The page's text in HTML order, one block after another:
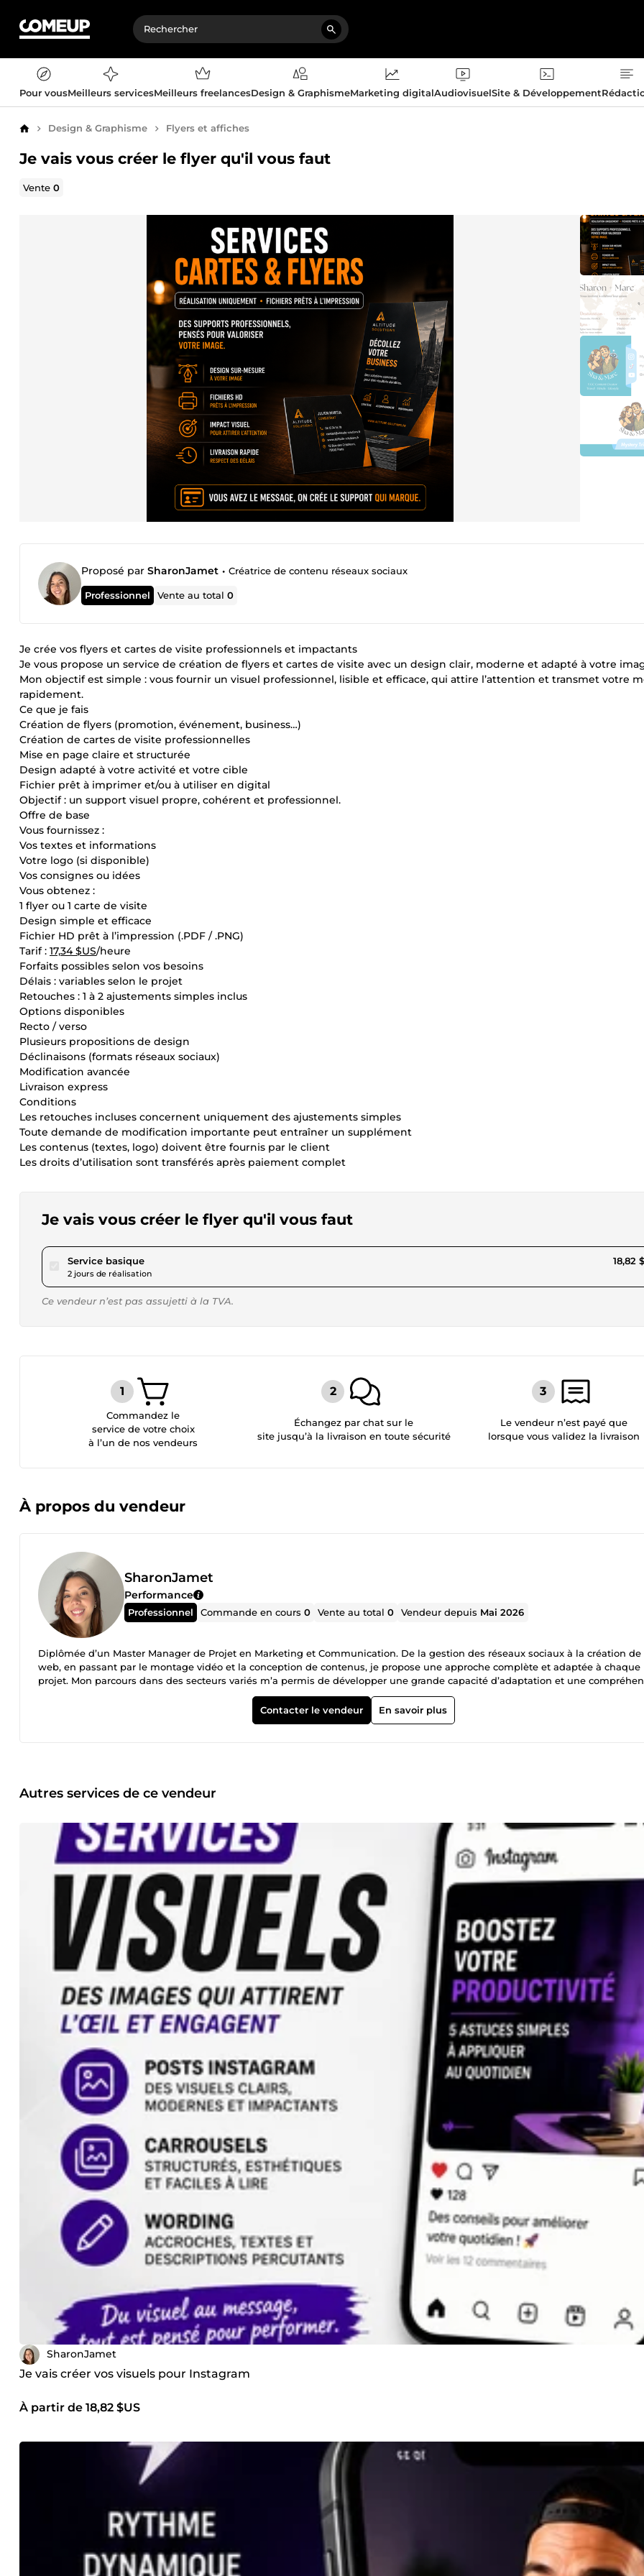
Pour vousMeilleurs servicesMeilleurs freelancesDesign & GraphismeMarketing digitalAudiovisuelSite & Développement
AccueilDesign & Graphisme Flyers et affiches
Je vais vous créer le flyer qu'il vous faut
Vente0
Proposé par SharonJamet • Créatrice de contenu réseaux sociaux
Professionnel Vente au total0
Je crée vos flyers et cartes de visite professionnels et impactants
Je vous propose un service de création de flyers et cartes de visite avec un design clair, moderne et adapté à votre
Mon objectif est simple : vous fournir un visuel professionnel, lisible et efficace, qui attire l’attention et transmet votre
rapidement.
Ce que je fais
Création de flyers (promotion, événement, business…)
Création de cartes de visite professionnelles
Mise en page claire et structurée
Design adapté à votre activité et votre cible
Fichier prêt à imprimer et/ou à utiliser en digital
Objectif : un support visuel propre, cohérent et professionnel.
Offre de base
Vous fournissez :
Vos textes et informations
Votre logo (si disponible)
Vos consignes ou idées
Vous obtenez :
1 flyer ou 1 carte de visite
Design simple et efficace
Fichier HD prêt à l’impression (.PDF / .PNG)
Tarif : 17,34 $US/heure
Forfaits possibles selon vos besoins
Délais : variables selon le projet
Retouches : 1 à 2 ajustements simples inclus
Options disponibles
Recto / verso
Plusieurs propositions de design
Déclinaisons (formats réseaux sociaux)
Modification avancée
Livraison express
Conditions
Les retouches incluses concernent uniquement des ajustements simples
Toute demande de modification importante peut entraîner un supplément
Les contenus (textes, logo) doivent être fournis par le client
Les droits d’utilisation sont transférés après paiement complet
Je vais vous créer le flyer qu'il vous faut
Service basiquepour 17,34 $US
2 jours de réalisation
18,82
Ce vendeur n’est pas assujetti à la TVA.
Commandez le
service de votre choix
à l’un de nos vendeurs
Échangez par chat sur le
site jusqu’à la livraison en toute sécurité
Le vendeur n’est payé que
lorsque vous validez la livraison
À propos du vendeur
SharonJamet
Performance
Professionnel Commande en cours0 Vente au total0 Vendeur depuis Mai 2026
Diplômée d’un Master Manager de Projet en Marketing et Communication. De la gestion des réseaux sociaux à la création de
web, en passant par le montage vidéo et la conception de contenus, je propose une approche complète et adaptée à chaque
projet. Mon parcours dans des secteurs variés m’a permis de développer une grande capacité d’adaptation et une
fine des différents publics. Aujourd’hui, je souhaite collaborer avec des entreprises en quête de visibilité et d’impact, en
construisant des partenariats durables et créatifs.Contacter le vendeur En savoir plus
Autres services de ce vendeur
SharonJamet
Je vais créer vos visuels pour Instagram
À partir de 18,82 $US